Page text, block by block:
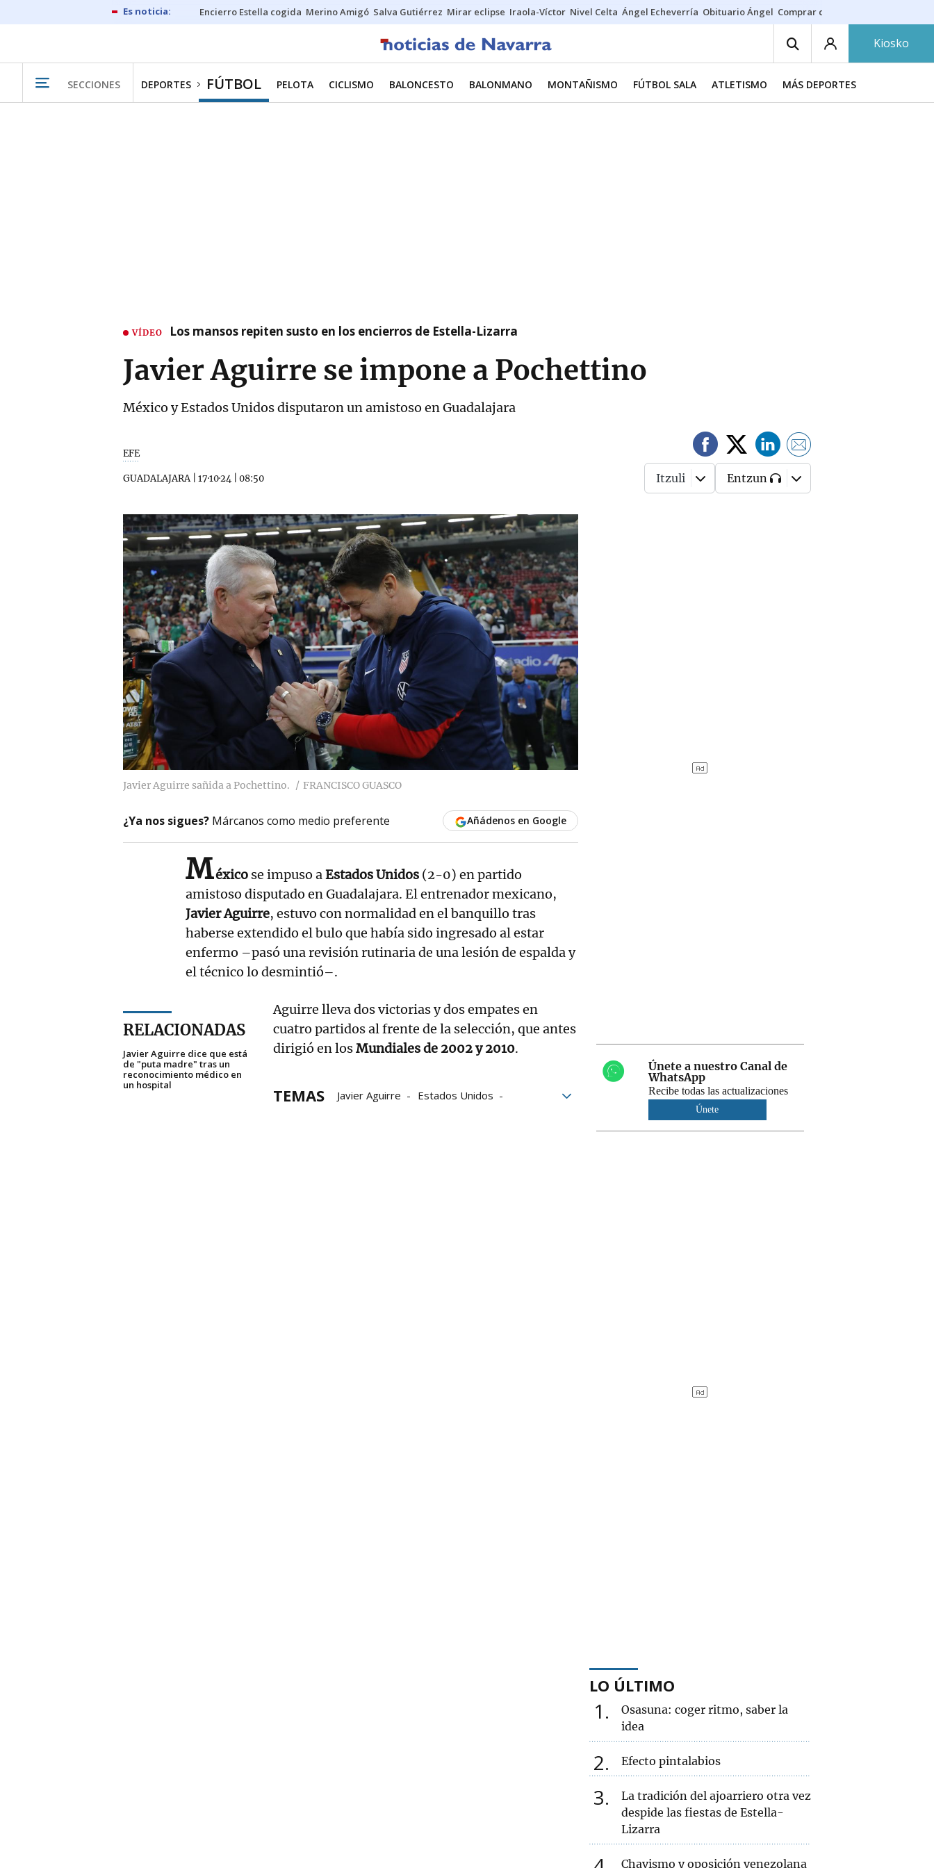
Encierro Estella cogida Merino Amigó Salva Gutiérrez Mirar eclipse Iraola-Víctor Nivel Celta Ángel Echeverría Obituario Ángel Comprar casa
Kiosko
SECCIONES DEPORTES FÚTBOL PELOTA CICLISMO BALONCESTO BALONMANO MONTAÑISMO FÚTBOL SALA ATLETISMO MÁS DEPORTES
VÍDEO Los mansos repiten susto en los encierros de Estella-Lizarra
Javier Aguirre se impone a Pochettino
México y Estados Unidos disputaron un amistoso en Guadalajara
EFE
GUADALAJARA| 17·10·24 08:50 Itzuli Entzun
Javier Aguirre sañida a Pochettino. FRANCISCO GUASCO
¿Ya nos sigues? Márcanos como medio preferente Añádenos en Google
México se impuso aEstados Unidos (2-0) en partido
amistoso disputado en Guadalajara. El entrenador mexicano,
Javier Aguirre, estuvo con normalidad en el banquillo tras
haberse extendido el bulo que había sido ingresado al estar
enfermo –pasó una revisión rutinaria de una lesión de espalda y
el técnico lo desmintió–.
RELACIONADAS
Javier Aguirre dice que está
de "puta madre" tras un
reconocimiento médico en
un hospital
Aguirre lleva dos victorias y dos empates en
cuatro partidos al frente de la selección, que antes
dirigió en losMundiales de 2002 y 2010.
TEMAS Javier Aguirre
Estados Unidos
Únete a nuestro Canal de
WhatsApp
Recibe todas las actualizaciones
Únete
LO ÚLTIMO
1
Osasuna: coger ritmo, saber la
idea
2 Efecto pintalabios
3
La tradición del ajoarriero otra vez
despide las fiestas de Estella-
Lizarra
Chavismo y oposición venezolana